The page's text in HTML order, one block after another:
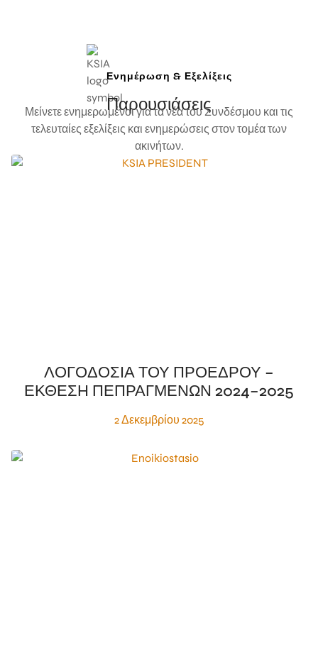
Ενημέρωση & Εξελίξεις
Παρουσιάσεις
Μείνετε ενημερωμένοι για τα νέα του Συνδέσμου και τις
τελευταίες εξελίξεις και ενημερώσεις στον τομέα των
ακινήτων.
ΛΟΓΟΔΟΣΙΑ ΤΟΥ ΠΡΟΕΔΡΟΥ –
ΕΚΘΕΣΗ ΠΕΠΡΑΓΜΕΝΩΝ 2024–2025
2 Δεκεμβρίου 2025